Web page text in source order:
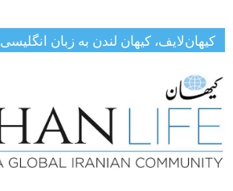
کیهان‌لایف، کیهان لندن به زبان انگلیسی